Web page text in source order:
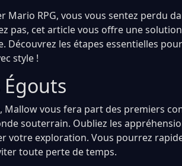
Mario RPG, vous vous sentez perdu
pas, cet article vous offre une
Découvrez les étapes essentielles
style !
Mallow vous fera part des premiers
souterrain. Oubliez les
votre exploration. Vous pourrez
toute perte de temps.